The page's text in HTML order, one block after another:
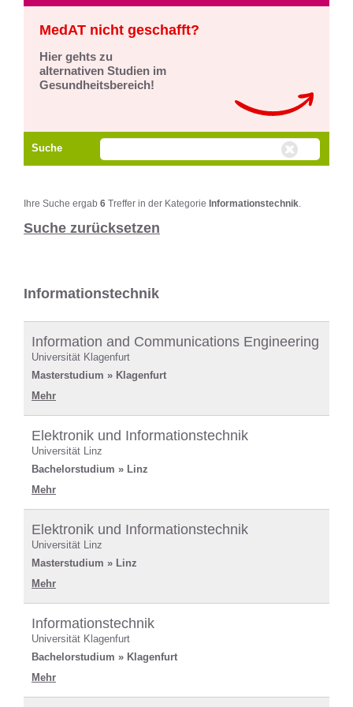
MedAT nicht geschafft?
Hier gehts zu
alternativen Studien im
Gesundheitsbereich!
Suche
Ihre Suche ergab 6 Treffer in der Kategorie Informationstechnik
Suche zurücksetzen
Informationstechnik
Information and Communications Engineering
Universität Klagenfurt
Masterstudium » Klagenfurt
Mehr
Elektronik und Informationstechnik
Universität Linz
Bachelorstudium » Linz
Mehr
Elektronik und Informationstechnik
Universität Linz
Masterstudium » Linz
Mehr
Informationstechnik
Universität Klagenfurt
Bachelorstudium » Klagenfurt
Mehr